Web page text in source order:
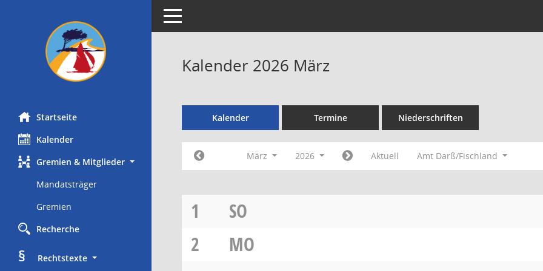
Startseite
Kalender
Gremien & Mitglieder
Mandatsträger
Gremien
Recherche
§
     Rechtstexte
Toggle navigation
Kalender 2026 März
Kalender Termine Niederschriften
März 2026 Aktuell Amt Darß/Fischland
1
SO
2
MO